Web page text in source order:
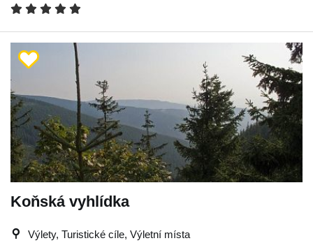
Koňská vyhlídka
Výlety, Turistické cíle, Výletní místa